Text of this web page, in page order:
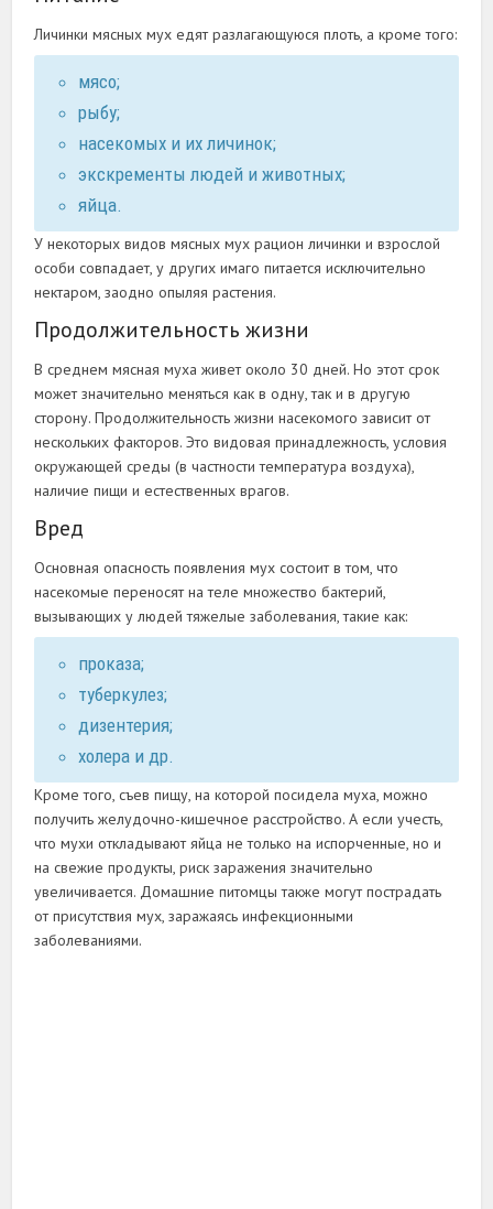
Личинки мясных мух едят разлагающуюся плоть, а кроме того:
мясо;
рыбу;
насекомых и их личинок;
экскременты людей и животных;
яйца.
У некоторых видов мясных мух рацион личинки и взрослой
особи совпадает, у других имаго питается исключительно
нектаром, заодно опыляя растения.
Продолжительность жизни
В среднем мясная муха живет около 30 дней. Но этот срок
может значительно меняться как в одну, так и в другую
сторону. Продолжительность жизни насекомого зависит от
нескольких факторов. Это видовая принадлежность, условия
окружающей среды (в частности температура воздуха),
наличие пищи и естественных врагов.
Вред
Основная опасность появления мух состоит в том, что
насекомые переносят на теле множество бактерий,
вызывающих у людей тяжелые заболевания, такие как:
проказа;
туберкулез;
дизентерия;
холера и др.
Кроме того, съев пищу, на которой посидела муха, можно
получить желудочно-кишечное расстройство. А если учесть,
что мухи откладывают яйца не только на испорченные, но и
на свежие продукты, риск заражения значительно
увеличивается. Домашние питомцы также могут пострадать
от присутствия мух, заражаясь инфекционными
заболеваниями.